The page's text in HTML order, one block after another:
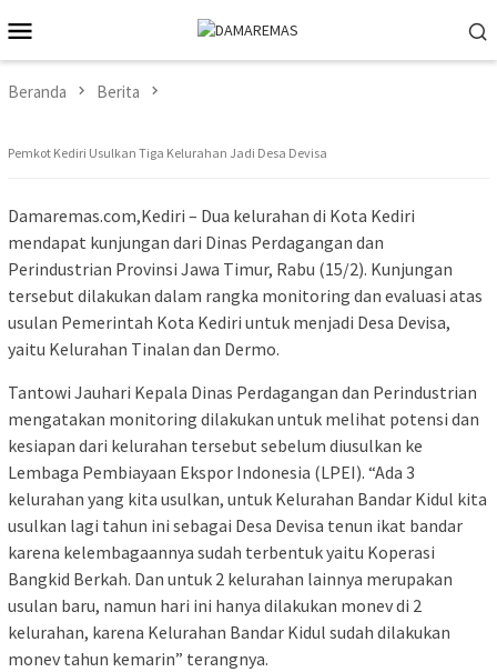
ke
kontenMobile
Beranda Berita
Pemkot Kediri Usulkan Tiga Kelurahan Jadi Desa Devisa
Damaremas.com,Kediri – Dua kelurahan di Kota Kediri
mendapat kunjungan dari Dinas Perdagangan dan
Perindustrian Provinsi Jawa Timur, Rabu (15/2). Kunjungan
tersebut dilakukan dalam rangka monitoring dan evaluasi atas
usulan Pemerintah Kota Kediri untuk menjadi Desa Devisa,
yaitu Kelurahan Tinalan dan Dermo.
Tantowi Jauhari Kepala Dinas Perdagangan dan Perindustrian
mengatakan monitoring dilakukan untuk melihat potensi dan
kesiapan dari kelurahan tersebut sebelum diusulkan ke
Lembaga Pembiayaan Ekspor Indonesia (LPEI). “Ada 3
kelurahan yang kita usulkan, untuk Kelurahan Bandar Kidul kita
usulkan lagi tahun ini sebagai Desa Devisa tenun ikat bandar
karena kelembagaannya sudah terbentuk yaitu Koperasi
Bangkid Berkah. Dan untuk 2 kelurahan lainnya merupakan
usulan baru, namun hari ini hanya dilakukan monev di 2
kelurahan, karena Kelurahan Bandar Kidul sudah dilakukan
monev tahun kemarin” terangnya.